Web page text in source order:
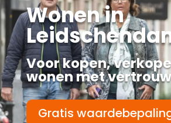
Wonen in
Voor kopen,
wonen met
Gratis